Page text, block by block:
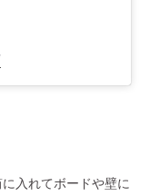
入れてボードや壁に